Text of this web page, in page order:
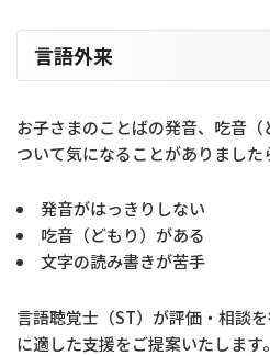
言語外来
お子さまのことばの発音、吃音
ついて気になることがありました
発音がはっきりしない
吃音（どもり）がある
文字の読み書きが苦手
言語聴覚士（ST）が評価・相談
に適した支援をご提案いたします。